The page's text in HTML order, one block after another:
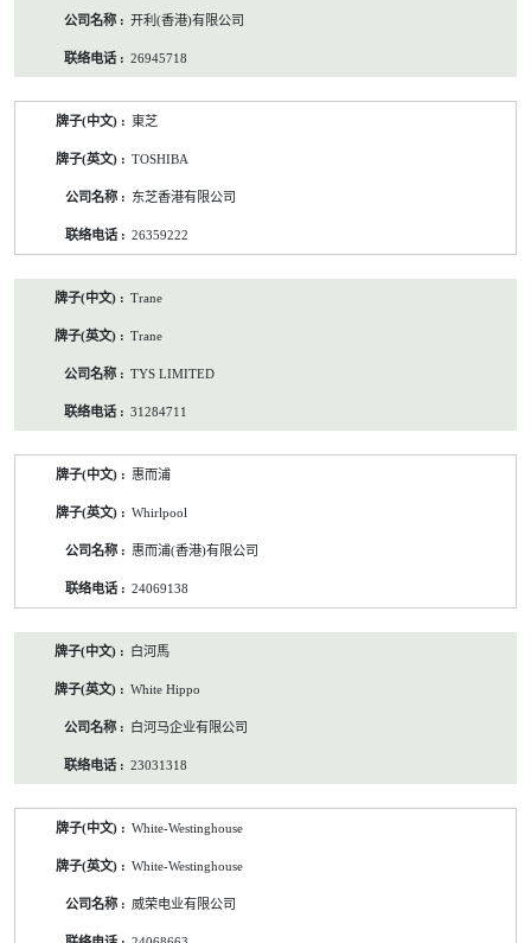
开利(香港)有限公司
26945718
東芝
TOSHIBA
东芝香港有限公司
26359222
Trane
Trane
TYS LIMITED
31284711
惠而浦
Whirlpool
惠而浦(香港)有限公司
24069138
白河馬
White Hippo
白河马企业有限公司
23031318
White-Westinghouse
White-Westinghouse
威荣电业有限公司